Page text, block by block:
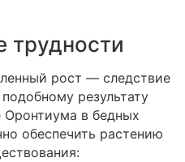
рост — следствие
результату
в бедных
обеспечить растению